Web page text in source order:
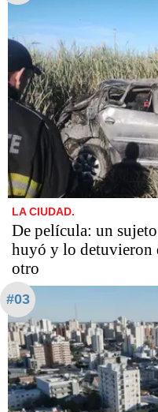
LA CIUDAD.
De película: un
huyó y lo detuvieron
otro
#03